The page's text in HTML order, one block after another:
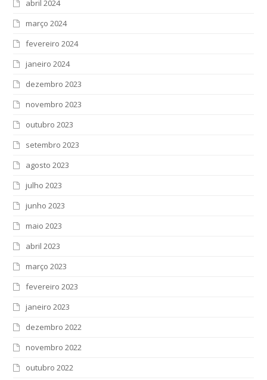
abril 2024
março 2024
fevereiro 2024
janeiro 2024
dezembro 2023
novembro 2023
outubro 2023
setembro 2023
agosto 2023
julho 2023
junho 2023
maio 2023
abril 2023
março 2023
fevereiro 2023
janeiro 2023
dezembro 2022
novembro 2022
outubro 2022